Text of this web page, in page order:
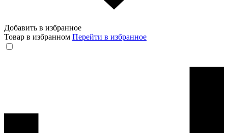
Добавить в избранное
Товар в избранном Перейти в избранное